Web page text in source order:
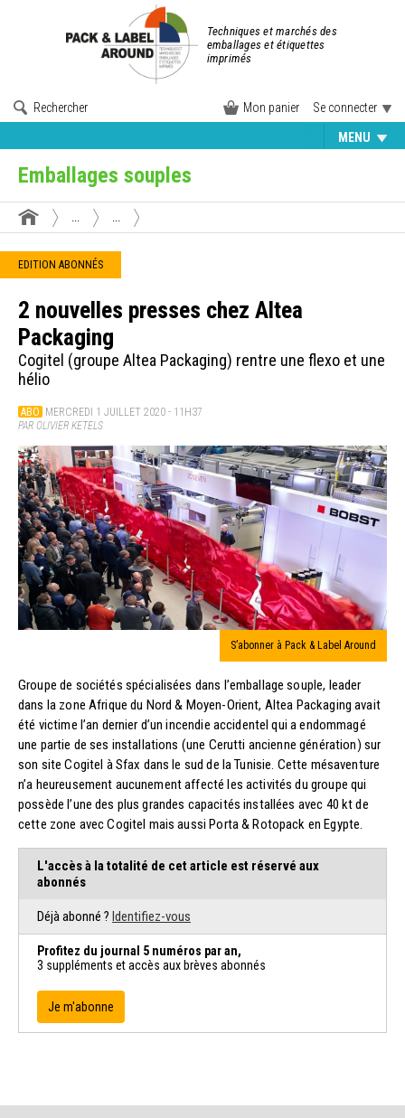
Techniques et marchés des
emballages et étiquettes
imprimés
Rechercher Mon panier Se connecter
MENU
Emballages souples
EDITION ABONNÉS
2 nouvelles presses chez Altea
Packaging
Cogitel (groupe Altea Packaging) rentre une flexo et une
hélio
ABO MERCREDI 1 JUILLET 2020 - 11H37
PAR OLIVIER KETELS
S’abonner à Pack & Label Around
Groupe de sociétés spécialisées dans l’emballage souple, leader
dans la zone Afrique du Nord & Moyen-Orient, Altea Packaging avait
été victime l’an dernier d’un incendie accidentel qui a endommagé
une partie de ses installations (une Cerutti ancienne génération) sur
son site Cogitel à Sfax dans le sud de la Tunisie. Cette mésaventure
n’a heureusement aucunement affecté les activités du groupe qui
possède l’une des plus grandes capacités installées avec 40 kt de
cette zone avec Cogitel mais aussi Porta & Rotopack en Egypte.
L'accès à la totalité de cet article est réservé aux
abonnés
Déjà abonné ? Identifiez-vous
Profitez du journal 5 numéros par an,
3 suppléments et accès aux brèves abonnés
Je m'abonne